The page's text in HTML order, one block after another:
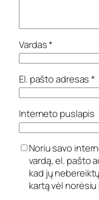
Vardas*
El. pašto adresas*
Interneto puslapis
Noriu savo
vardą, el. pašto
kad jų
kartą vėl